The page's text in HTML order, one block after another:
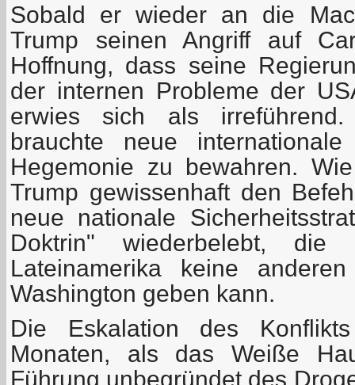
Sobald er wieder an die
Trump seinen Angriff auf
Hoffnung, dass seine
der internen Probleme der
erwies sich als
brauchte neue
Hegemonie zu bewahren.
Trump gewissenhaft den
neue nationale
Doktrin" wiederbelebt,
Lateinamerika keine
Washington geben kann.
Die Eskalation des
Monaten, als das Weiße
Führung unbegründet des